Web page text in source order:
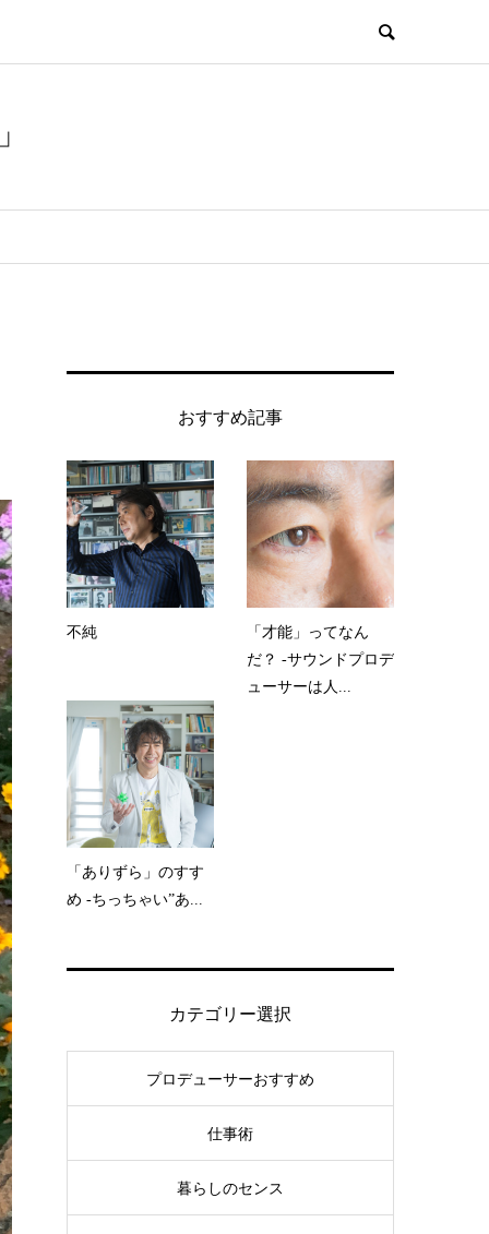
おすすめ記事
不純
「才能」ってなん
だ？ -サウンドプロデ
ューサーは人...
「ありずら」のすす
め -ちっちゃい”あ...
カテゴリー選択
プロデューサーおすすめ
仕事術
暮らしのセンス